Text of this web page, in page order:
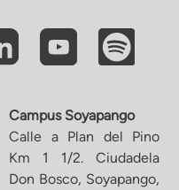
Campus Soyapango
Calle a Plan del Pino
Km 1 1/2. Ciudadela
Don Bosco, Soyapango,